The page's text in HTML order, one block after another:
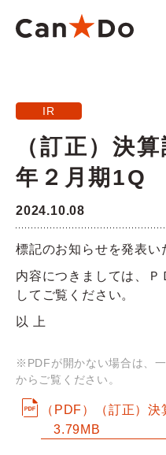
お知らせ
商品情報
公式通販
採用情報
お問い合わせ
IR
（訂正）決
年２月期1Q
2024.10.08
標記のお知らせを発表い
内容につきましては、Ｐ
してご覧ください。
以 上
※PDFが開かない場合は、
からご覧ください。
（PDF）（訂正）
3.79MB